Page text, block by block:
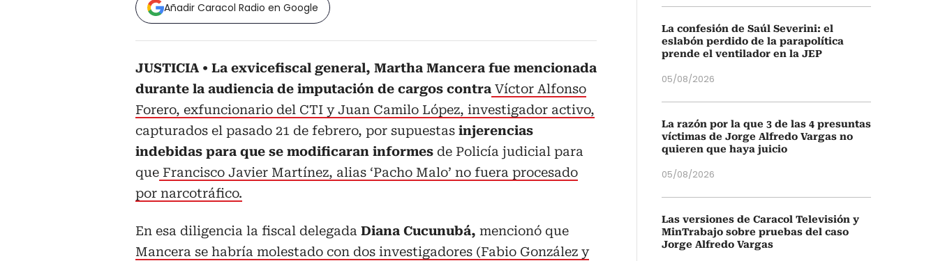
Añadir Caracol Radio en Google
JUSTICIA
La exvicefiscal general, Martha Mancera fue mencionada
durante la audiencia de imputación de cargos contra Víctor Alfonso
Forero, exfuncionario del CTI y Juan Camilo López, investigador activo,
capturados el pasado 21 de febrero, por supuestas injerencias
indebidas para que se modificaran informes de Policía judicial para
que Francisco Javier Martínez, alias ‘Pacho Malo’ no fuera procesado
por narcotráfico.
En esa diligencia la fiscal delegada Diana Cucunubá, mencionó que
Mancera se habría molestado con dos investigadores (Fabio González y
La confesión de Saúl Severini: el
eslabón perdido de la parapolítica
prende el ventilador en la JEP
05/08/2026
La razón por la que 3 de las 4 presuntas
víctimas de Jorge Alfredo Vargas no
quieren que haya juicio
05/08/2026
Las versiones de Caracol Televisión y
MinTrabajo sobre pruebas del caso
Jorge Alfredo Vargas